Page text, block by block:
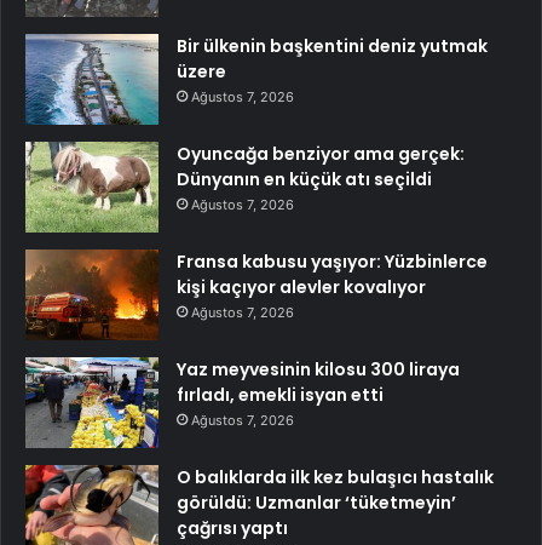
Bir ülkenin başkentini deniz yutmak
üzere
Ağustos 7, 2026
Oyuncağa benziyor ama gerçek:
Dünyanın en küçük atı seçildi
Ağustos 7, 2026
Fransa kabusu yaşıyor: Yüzbinlerce
kişi kaçıyor alevler kovalıyor
Ağustos 7, 2026
Yaz meyvesinin kilosu 300 liraya
fırladı, emekli isyan etti
Ağustos 7, 2026
O balıklarda ilk kez bulaşıcı hastalık
görüldü: Uzmanlar ‘tüketmeyin’
çağrısı yaptı